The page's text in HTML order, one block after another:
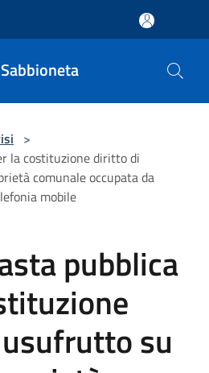
>
la costituzione diritto di
comunale occupata da
mobile
pubblica
su